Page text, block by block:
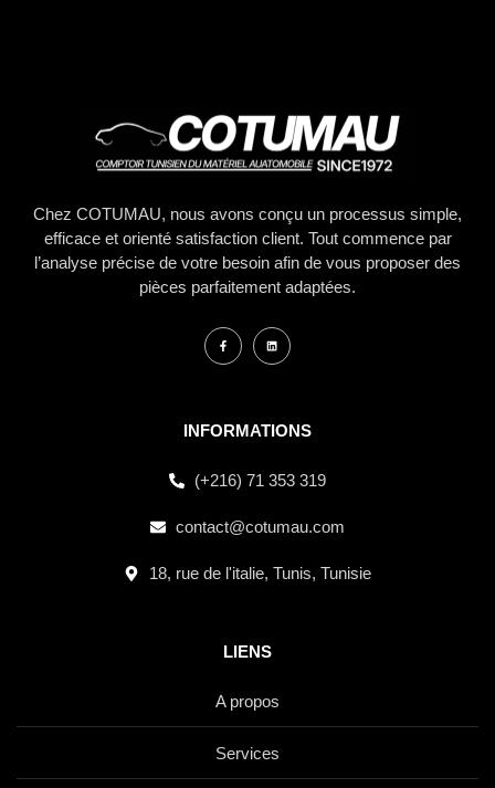
Chez COTUMAU, nous avons conçu un processus simple,
efficace et orienté satisfaction client. Tout commence par
l’analyse précise de votre besoin afin de vous proposer des
pièces parfaitement adaptées.
INFORMATIONS
(+216) 71 353 319
contact@cotumau.com
18, rue de l'italie, Tunis, Tunisie
LIENS
A propos
Services